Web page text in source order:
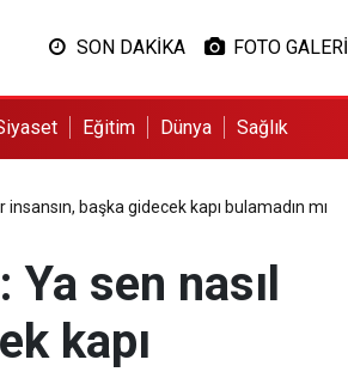
SON DAKİKA FOTO GALERİ
Eğitim Dünya Sağlık
başka gidecek kapı bulamadın mı
sen nasıl
kapı